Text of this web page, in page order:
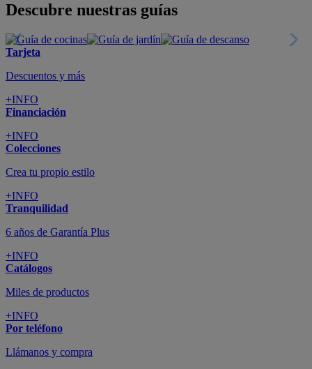
Descubre nuestras guías
Tarjeta
Descuentos y más
+INFO
Financiación
+INFO
Colecciones
Crea tu propio estilo
+INFO
Tranquilidad
6 años de Garantía Plus
+INFO
Catálogos
Miles de productos
+INFO
Por teléfono
Llámanos y compra